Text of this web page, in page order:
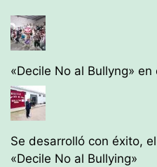
«Decile No al Bullyng»
Se desarrolló con éxito,
«Decile No al Bullying»